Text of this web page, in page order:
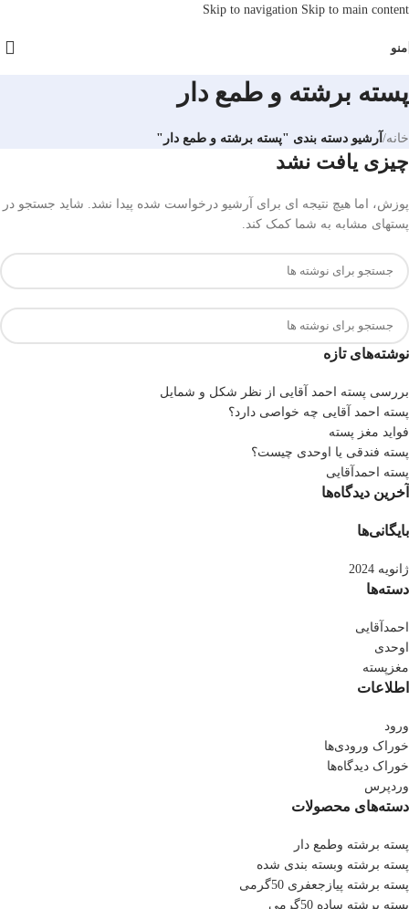
Skip to navigation Skip to main content
منو
پسته برشته و طمع دار
خانه/ آرشیو دسته بندی "پسته برشته و طمع دار"
چیزی یافت نشد
پوزش، اما هیچ نتیجه ای برای آرشیو درخواست شده پیدا نشد. شاید جستجو در
پستهای مشابه به شما کمک کند.
نوشته‌های تازه
بررسی پسته احمد آقایی از نظر شکل و شمایل
پسته احمد آقایی چه خواصی دارد؟
فواید مغز پسته
پسته فندقی یا اوحدی چیست؟
پسته احمدآقایی
آخرین دیدگاه‌ها
بایگانی‌ها
ژانویه 2024
دسته‌ها
احمدآقایی
اوحدی
مغزپسته
اطلاعات
ورود
خوراک ورودی‌ها
خوراک دیدگاه‌ها
وردپرس
دسته‌های محصولات
پسته برشته وطمع دار
پسته برشته وبسته بندی شده
پسته برشته پیازجعفری 50گرمی
پسته برشته ساده 50گرمی